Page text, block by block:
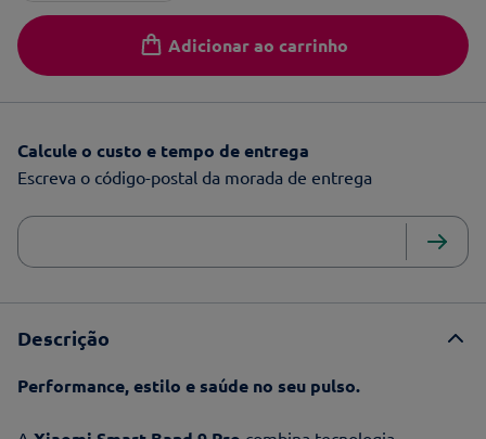
Adicionar ao carrinho
Calcule o custo e tempo de entrega
Escreva o código-postal da morada de entrega
Descrição
Performance, estilo e saúde no seu pulso.